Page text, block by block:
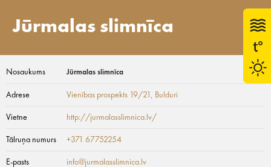
Jūrmalas slimnīca
Nosaukums Jūrmalas slimnīca
Adrese Vienības prospekts 19/21 , Bulduri
Vietne http://jurmalasslimnica.lv/
Tālruņa numurs +371 67752254
E-pasts info@jurmalasslimnica.lv